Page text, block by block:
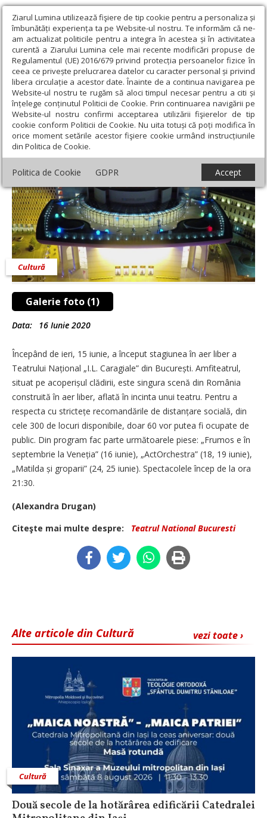
Ziarul Lumina utilizează fişiere de tip cookie pentru a personaliza și
îmbunătăți experiența ta pe Website-ul nostru. Te informăm că ne-
am actualizat politicile pentru a integra în acestea și în activitatea
curentă a Ziarului Lumina cele mai recente modificări propuse de
Regulamentul (UE) 2016/679 privind protecția persoanelor fizice în
ceea ce privește prelucrarea datelor cu caracter personal și privind
libera circulație a acestor date. Înainte de a continua navigarea pe
Website-ul nostru te rugăm să aloci timpul necesar pentru a citi și
înțelege conținutul Politicii de Cookie. Prin continuarea navigării pe
Website-ul nostru confirmi acceptarea utilizării fişierelor de tip
cookie conform Politicii de Cookie. Nu uita totuși că poți modifica în
orice moment setările acestor fişiere cookie urmând instrucțiunile
din Politica de Cookie.
Politica de Cookie GDPR Accept
Ziarul Lumina › Educaţie și Cultură › Cultură › Teatru la înălțime
Teatru la înălțime
Galerie foto (1)
Cultură
Data: 16 Iunie 2020
Începând de ieri, 15 iunie, a început stagiunea în aer liber a
Teatrului Național „I.L. Caragiale” din București. Amfiteatrul,
situat pe acoperișul clădirii, este singura scenă din România
construită în aer liber, aflată în incinta unui teatru. Pentru a
respecta cu strictețe recomandările de distanțare socială, din
cele 300 de locuri disponibile, doar 60 vor putea fi ocupate de
public. Din program fac parte următoarele piese: „Frumos e în
septembrie la Veneția” (16 iunie), „ActOrchestra” (18, 19 iunie),
„Matilda și groparii” (24, 25 iunie). Spectacolele încep de la ora
21:30.
(Alexandra Drugan)
Citeşte mai multe despre:
Teatrul National Bucuresti
vezi toate ›
Alte articole din Cultură
Cultură
Două secole de la hotărârea edificării Catedralei